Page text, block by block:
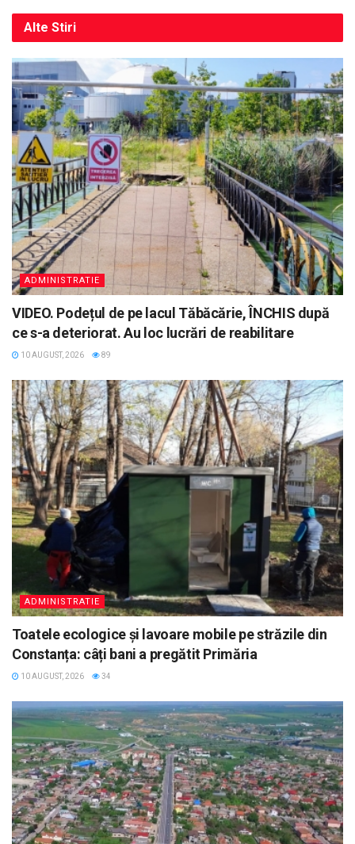
Alte Stiri
ADMINISTRATIE
VIDEO. Podețul de pe lacul Tăbăcărie, ÎNCHIS după
ce s-a deteriorat. Au loc lucrări de reabilitare
10 AUGUST, 2026 89
ADMINISTRATIE
Toatele ecologice și lavoare mobile pe străzile din
Constanța: câți bani a pregătit Primăria
10 AUGUST, 2026 34